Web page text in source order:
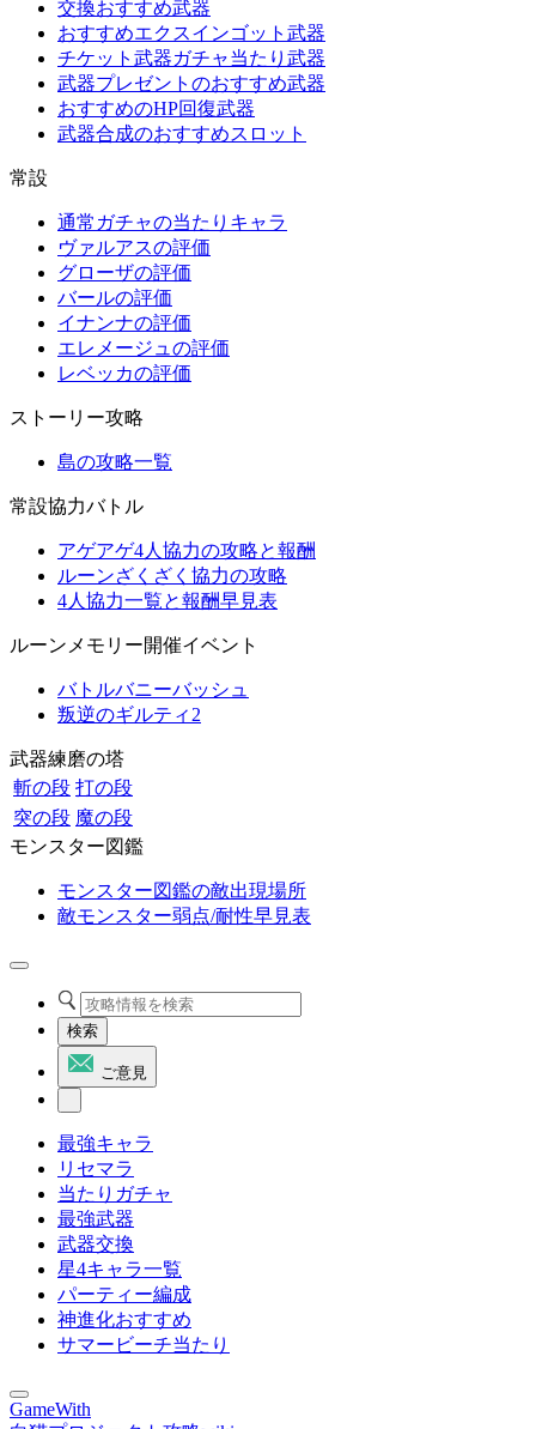
交換おすすめ武器
おすすめエクスインゴット武器
チケット武器ガチャ当たり武器
武器プレゼントのおすすめ武器
おすすめのHP回復武器
武器合成のおすすめスロット
常設
通常ガチャの当たりキャラ
ヴァルアスの評価
グローザの評価
バールの評価
イナンナの評価
エレメージュの評価
レベッカの評価
ストーリー攻略
島の攻略一覧
常設協力バトル
アゲアゲ4人協力の攻略と報酬
ルーンざくざく協力の攻略
4人協力一覧と報酬早見表
ルーンメモリー開催イベント
バトルバニーバッシュ
叛逆のギルティ2
武器練磨の塔
斬の段 打の段
突の段 魔の段
モンスター図鑑
モンスター図鑑の敵出現場所
敵モンスター弱点/耐性早見表
検索
ご意見
最強キャラ
リセマラ
当たりガチャ
最強武器
武器交換
星4キャラ一覧
パーティー編成
神進化おすすめ
サマービーチ当たり
GameWith